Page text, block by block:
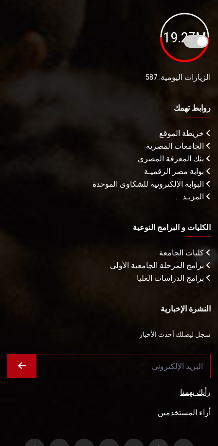
19.27M
الزيارات اليومية: 587
روابط تهمك
خريطة الموقع
الجامعات المصرية
بنك المعرفة المصري
بوابة مصر الرقميـة
البوابة الإلكترونية للشكاوى الموحدة
المزيـد . . .
الكليات و البرامج النوعية
كليات الجامعة
برامج المرحلة الجامعية الأولى
برامج الدراسات العليا
النشرة الإخبارية
سجل ليصلك أحدث الأخبار
رأيك يهمنا
أراء المستخدمين